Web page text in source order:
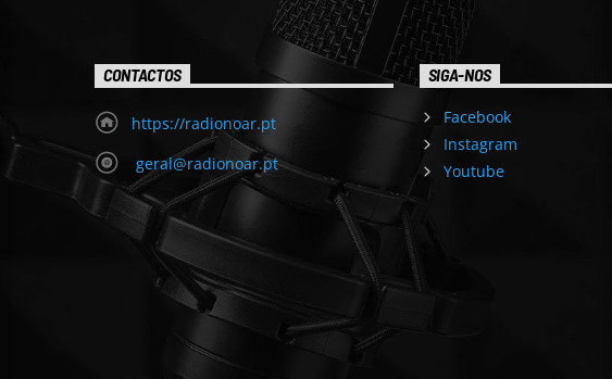
CONTACTOS
https://radionoar.pt
geral@radionoar.pt
SIGA-NOS
Facebook
Instagram
Youtube